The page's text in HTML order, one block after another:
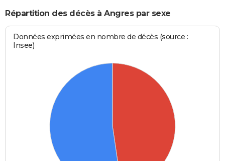
Répartition des décès à Angres par sexe
Données exprimées en nombre de décès (source :
Insee)